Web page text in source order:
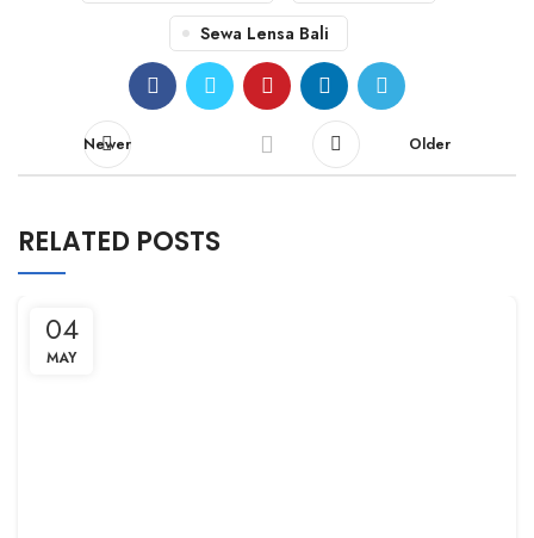
Sewa Lensa Bali
Newer Older
RELATED POSTS
04
MAY